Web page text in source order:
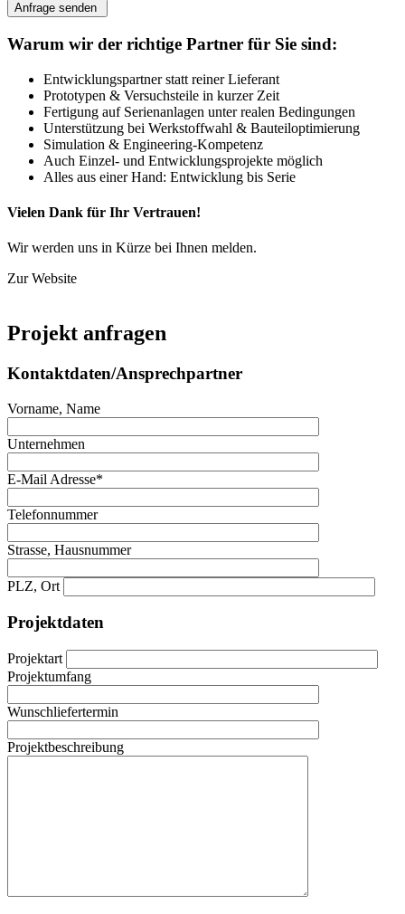
Anfrage senden
Warum wir der richtige Partner für Sie sind:
Entwicklungspartner statt reiner Lieferant
Prototypen & Versuchsteile in kurzer Zeit
Fertigung auf Serienanlagen unter realen Bedingungen
Unterstützung bei Werkstoffwahl & Bauteiloptimierung
Simulation & Engineering-Kompetenz
Auch Einzel- und Entwicklungsprojekte möglich
Alles aus einer Hand: Entwicklung bis Serie
Vielen Dank für Ihr Vertrauen!
Wir werden uns in Kürze bei Ihnen melden.
Zur Website
Projekt anfragen
Kontaktdaten/Ansprechpartner
Vorname, Name
Unternehmen
E-Mail Adresse*
Telefonnummer
Strasse, Hausnummer
PLZ, Ort
Projektdaten
Projektart
Projektumfang
Wunschliefertermin
Projektbeschreibung